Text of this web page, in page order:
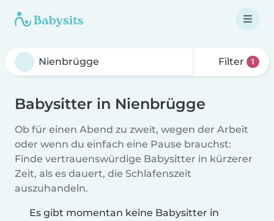
Filter 1
Babysitter in Nienbrügge
Ob für einen Abend zu zweit, wegen der Arbeit
oder wenn du einfach eine Pause brauchst:
Finde vertrauenswürdige Babysitter in kürzerer
Zeit, als es dauert, die Schlafenszeit
auszuhandeln.
Es gibt momentan keine Babysitter in